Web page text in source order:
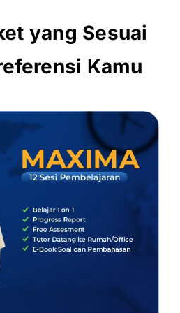
yang Sesuai
Kamu